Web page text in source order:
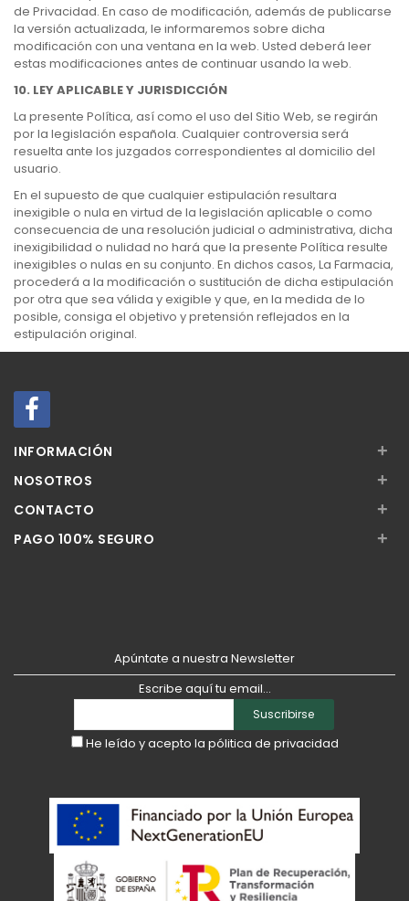
de Privacidad. En caso de modificación, además de publicarse
la versión actualizada, le informaremos sobre dicha
modificación con una ventana en la web. Usted deberá leer
estas modificaciones antes de continuar usando la web.
10. LEY APLICABLE Y JURISDICCIÓN
La presente Política, así como el uso del Sitio Web, se regirán
por la legislación española. Cualquier controversia será
resuelta ante los juzgados correspondientes al domicilio del
usuario.
En el supuesto de que cualquier estipulación resultara
inexigible o nula en virtud de la legislación aplicable o como
consecuencia de una resolución judicial o administrativa, dicha
inexigibilidad o nulidad no hará que la presente Política resulte
inexigibles o nulas en su conjunto. En dichos casos, La Farmacia,
procederá a la modificación o sustitución de dicha estipulación
por otra que sea válida y exigible y que, en la medida de lo
posible, consiga el objetivo y pretensión reflejados en la
estipulación original.
INFORMACIÓN +
NOSOTROS +
CONTACTO +
PAGO 100% SEGURO +
Apúntate a nuestra Newsletter
Escribe aquí tu email...
Suscribirse
He leído y acepto la pólitica de privacidad